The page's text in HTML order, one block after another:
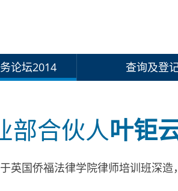
论坛2014 查询及登
部合伙人叶钜
英国侨福法律学院律师培训班深